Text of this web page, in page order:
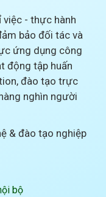
việc - thực hành
bảo đối tác và
ứng dụng công
động tập huấn
đào tạo trực
nghìn người
& đào tạo nghiệp
bộ